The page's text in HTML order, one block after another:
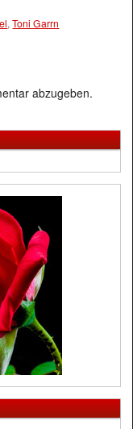
,Toni Garrn
abzugeben.